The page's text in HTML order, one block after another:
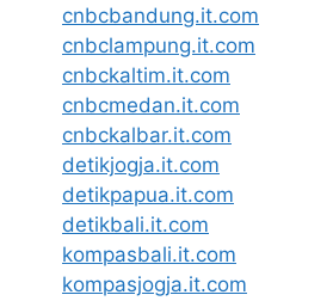
cnbcbandung.it.com
cnbclampung.it.com
cnbckaltim.it.com
cnbcmedan.it.com
cnbckalbar.it.com
detikjogja.it.com
detikpapua.it.com
detikbali.it.com
kompasbali.it.com
kompasjogja.it.com